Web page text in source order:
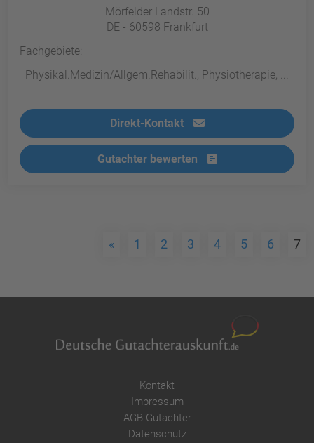
Mörfelder Landstr. 50
DE - 60598 Frankfurt
Fachgebiete:
Physikal.Medizin/Allgem.Rehabilit., Physiotherapie, ...
Direkt-Kontakt
Gutachter bewerten
« 1 2 3 4 5 6 7
Kontakt
Impressum
AGB Gutachter
Datenschutz